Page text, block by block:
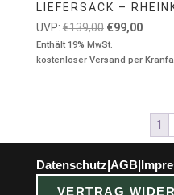
LIEFERSACK –
UVP: €139,00 Ursprünglicher
Preis
war:
€99,00
ist:
Enthält 19% MwSt.
kostenloser Versand per
1
Datenschutz|AGB|
VERTRAG